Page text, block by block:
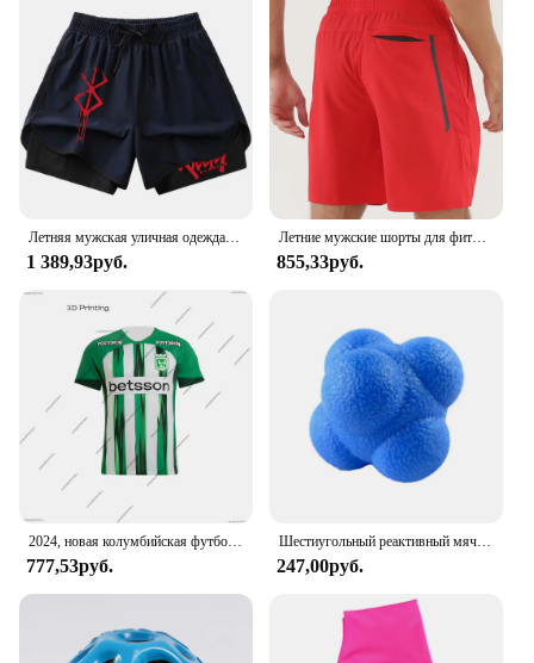
Летняя мужская уличная одежда в стиле аниме Berserk, большие активные спортивные шорты для спортзала, тренировочные шорты для фитнеса и тренировок, одежда
1 389,93руб.
Летние мужские шорты для фитнеса GITF, 7 дюймов, легкие спортивные, для спортзала, бега, Спортивные Повседневные шорты с карманами на молнии
855,33руб.
2024, новая колумбийская футбольная футболка для мужчин/мальчиков, футбольный спортивный трикотаж, специальный комплект футбольного трикотажа для болельщиков
777,53руб.
Шестиугольный реактивный мяч, тренировочный мяч для ловкости для баскетбола, футбола, детей и взрослых, координация, рефлекторный спортивный фитнес-тренировочный мяч
247,00руб.